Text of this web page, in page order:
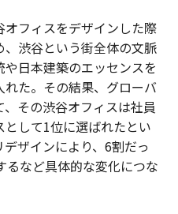
フィスをデザインした際
渋谷という街全体の文脈
日本建築のエッセンスを
た。その結果、グローバ
その渋谷オフィスは社員
して1位に選ばれたとい
ザインにより、6割だっ
るなど具体的な変化につな